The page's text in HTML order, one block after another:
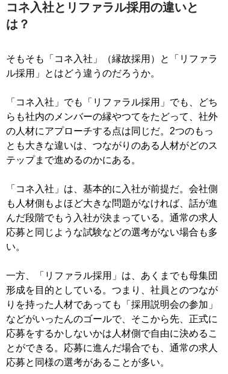
コネ入社とリファラル採用の違いと
は？
そもそも「コネ入社」（縁故採用）と「リファラ
ル採用」とはどう違うのだろうか。
「コネ入社」でも「リファラル採用」でも、どち
らも社内のメンバーの縁やつてをたどって、社外
の人材にアプローチする点は同じだ。2つのもっ
とも大きな違いは、つながりのある人材がどのス
テップまで進めるのかにある。
「コネ入社」は、基本的に入社が前提だ。会社側
も人材側もよほど大きな問題がなければ、話が進
んだ段階でもう入社が決まっている。通常の求人
応募と同じような試験などの選考がない場合も多
い。
一方、「リファラル採用」は、あくまでも母集団
形成を目的としている。つまり、社員とのつなが
りを持った人材であっても「採用説明会の参加」
などがいったんのゴールで、そこから先、正式に
応募をするかしないかは人材側で自由に決めるこ
とができる。応募に進んだ場合でも、通常の求人
応募と同様の選考があることが多い。